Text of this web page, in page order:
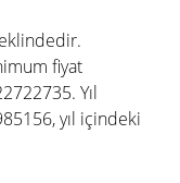
fiyat
Yıl
yıl içindeki